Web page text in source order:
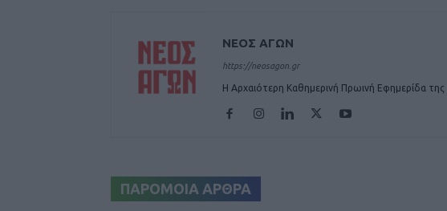
ΝΕΟΣ ΑΓΩΝ
https://neosagon.gr
Η Αρχαιότερη Καθημερινή Πρωινή Εφημερίδα της
ΠΑΡΟΜΟΙΑ ΑΡΘΡΑ